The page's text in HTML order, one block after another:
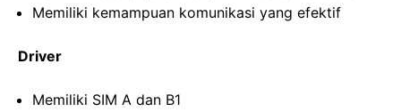
Memiliki kemampuan komunikasi yang efektif
Driver
Memiliki SIM A dan B1